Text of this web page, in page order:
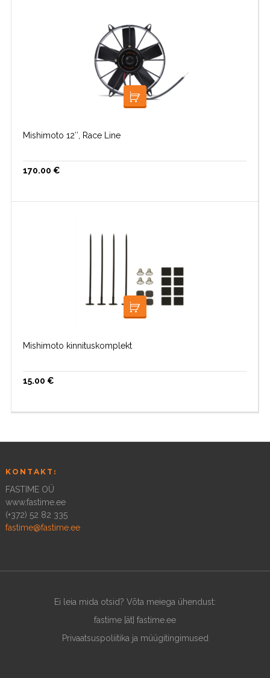
LISA KORVI
Mishimoto 12″, Race Line
170.00 €
LISA KORVI
Mishimoto kinnituskomplekt
15.00 €
KONTAKT:
FASTIME OÜ
www.fastime.ee
(+372) 52 82 335
fastime@fastime.ee
Ei leia mida otsid? Võta meiega ühendust:
fastime [ät] fastime.ee
Privaatsuspoliitika ja müügitingimused